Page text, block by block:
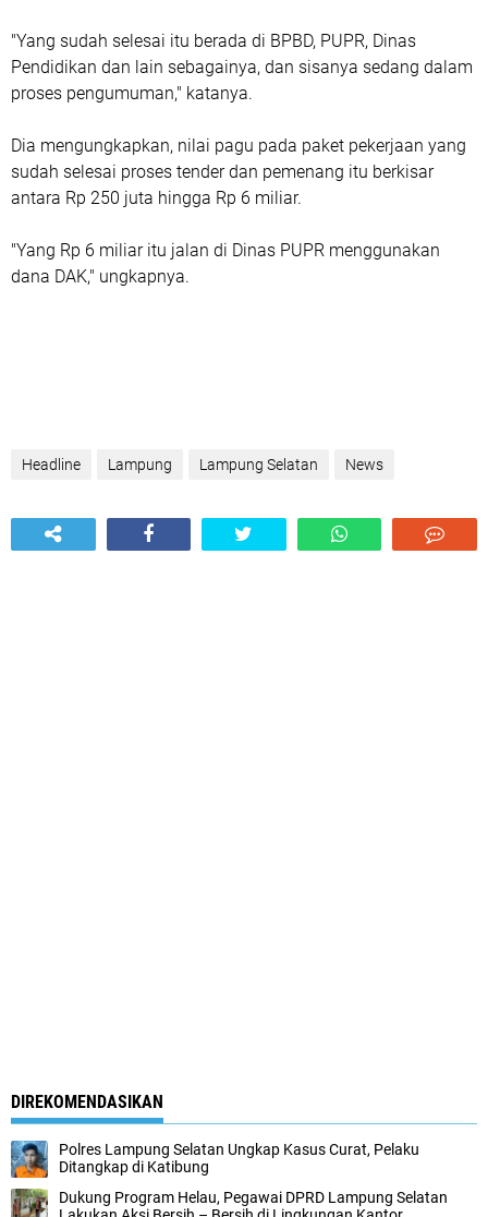
"Yang sudah selesai itu berada di BPBD, PUPR, Dinas
Pendidikan dan lain sebagainya, dan sisanya sedang dalam
proses pengumuman," katanya.
Dia mengungkapkan, nilai pagu pada paket pekerjaan yang
sudah selesai proses tender dan pemenang itu berkisar
antara Rp 250 juta hingga Rp 6 miliar.
"Yang Rp 6 miliar itu jalan di Dinas PUPR menggunakan
dana DAK," ungkapnya.
Headline Lampung Lampung Selatan News
DIREKOMENDASIKAN
Polres Lampung Selatan Ungkap Kasus Curat, Pelaku
Ditangkap di Katibung
Dukung Program Helau, Pegawai DPRD Lampung Selatan